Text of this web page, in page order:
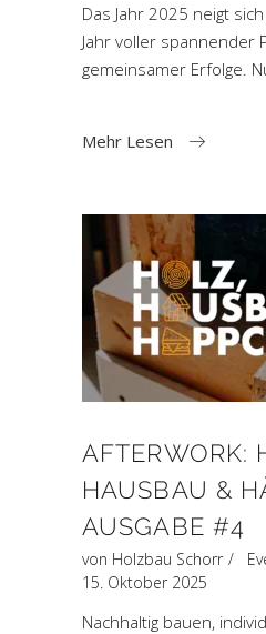
Das Jahr 2025 neigt
Jahr voller spannender
gemeinsamer Erfolge.
Mehr Lesen
AFTERWORK:
HAUSBAU &
AUSGABE #4
von Holzbau Schorr
15. Oktober 2025
Nachhaltig bauen,